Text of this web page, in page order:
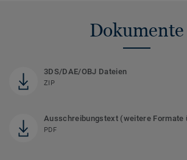
Dokumente
3DS/DAE/OBJ Dateien
ZIP
Ausschreibungstext (weitere Formate
PDF